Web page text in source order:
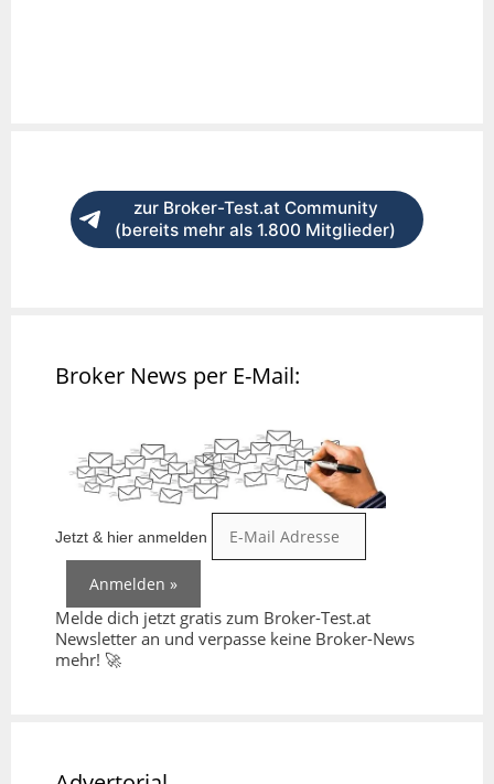
zur Broker-Test.at Community
(bereits mehr als 1.800 Mitglieder)
Broker News per E-Mail:
Jetzt & hier anmelden
Melde dich jetzt gratis zum Broker-Test.at
Newsletter an und verpasse keine Broker-News
mehr! 🚀